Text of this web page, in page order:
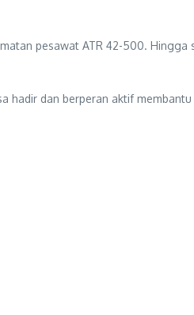
pesawat ATR 42-500. Hingga
dan berperan aktif